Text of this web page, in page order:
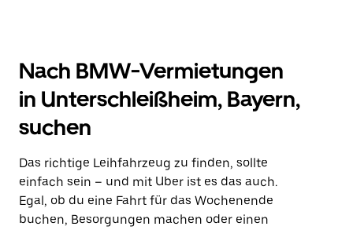
Nach BMW-Vermietungen
in Unterschleißheim, Bayern,
suchen
Das richtige Leihfahrzeug zu finden, sollte
einfach sein – und mit Uber ist es das auch.
Egal, ob du eine Fahrt für das Wochenende
buchen, Besorgungen machen oder einen